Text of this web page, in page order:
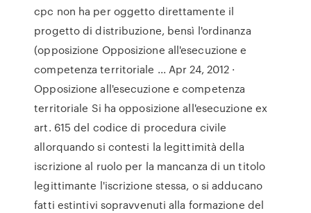
cpc non ha per oggetto direttamente il
progetto di distribuzione, bensì l'ordinanza
(opposizione Opposizione all'esecuzione e
competenza territoriale ... Apr 24, 2012 ·
Opposizione all'esecuzione e competenza
territoriale Si ha opposizione all'esecuzione ex
art. 615 del codice di procedura civile
allorquando si contesti la legittimità della
iscrizione al ruolo per la mancanza di un titolo
legittimante l'iscrizione stessa, o si adducano
fatti estintivi sopravvenuti alla formazione del